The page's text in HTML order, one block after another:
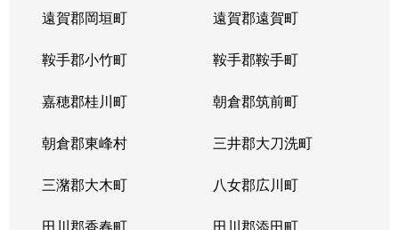
遠賀郡岡垣町 遠賀郡遠賀町
鞍手郡小竹町 鞍手郡鞍手町
嘉穂郡桂川町 朝倉郡筑前町
朝倉郡東峰村 三井郡大刀洗町
三潴郡大木町 八女郡広川町
田川郡香春町 田川郡添田町